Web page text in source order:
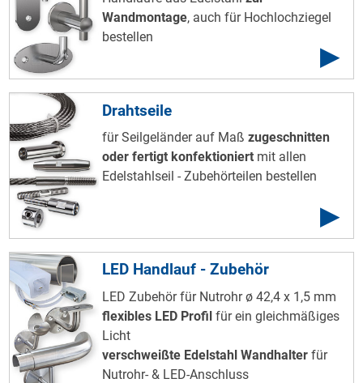
Wandmontage, auch für Hochlochziegel
bestellen
Drahtseile
für Seilgeländer auf Maßzugeschnitten
oder fertigt konfektioniert mit allen
Edelstahlseil - Zubehörteilen bestellen
LED Handlauf - Zubehör
LED Zubehör für Nutrohr ø 42,4 x 1,5 mm
flexibles LED Profil für ein gleichmäßiges
Licht
verschweißte Edelstahl Wandhalter für
Nutrohr- & LED-Anschluss